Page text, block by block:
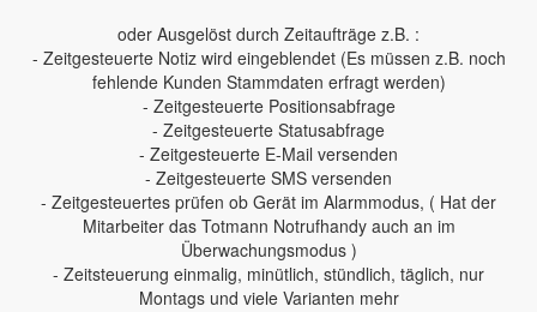
oder Ausgelöst durch Zeitaufträge z.B. :
- Zeitgesteuerte Notiz wird eingeblendet (Es müssen z.B. noch
fehlende Kunden Stammdaten erfragt werden)
- Zeitgesteuerte Positionsabfrage
- Zeitgesteuerte Statusabfrage
- Zeitgesteuerte E-Mail versenden
- Zeitgesteuerte SMS versenden
- Zeitgesteuertes prüfen ob Gerät im Alarmmodus, ( Hat der
Mitarbeiter das Totmann Notrufhandy auch an im
Überwachungsmodus )
- Zeitsteuerung einmalig, minütlich, stündlich, täglich, nur
Montags und viele Varianten mehr